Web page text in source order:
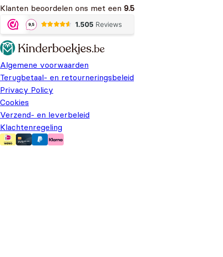
Klanten beoordelen ons met een 9.5
Algemene voorwaarden
Terugbetaal- en retourneringsbeleid
Privacy Policy
Cookies
Verzend- en leverbeleid
Klachtenregeling